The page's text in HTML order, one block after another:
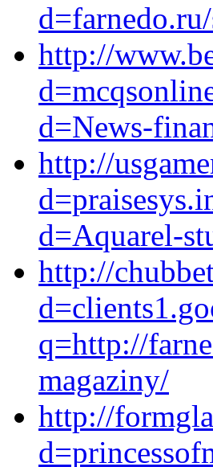
http://
d=News-
http://
d=Aquarel-
http://
q=http://
magaziny/
http://